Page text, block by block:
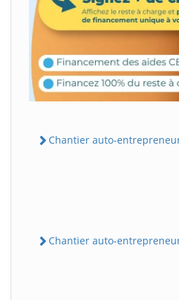
Chantier auto-entrepreneur
Chantier auto-entrepreneur